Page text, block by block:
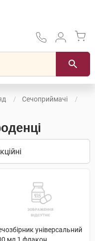
Сечоприймачі
універсальний